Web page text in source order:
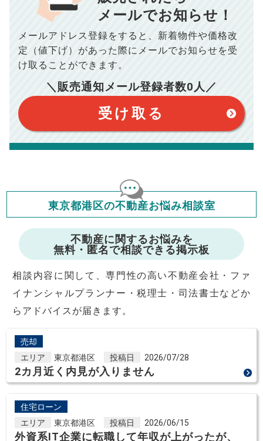
年間の支払額 10,005 円
総支払額 100,050 円
このシミュレーターは元利均等返済方式で試算しています。
このシミュレーターは、四捨五入にて計算しております。
このシミュレーターはお借り入れの全期間で金利が変わらない設
このシミュレーターでの結果は、お借り入れを保証するものでは
ありません。
このシミュレーターをご利用された方の、いかなる損害について
ますが、お借り入れの際に各金融機関にご相談ください。
会員マイページでは
修繕費・管理費の計算もできます
※購入価格よりも売却価格が高い場合、譲渡所得税が発生する
場合がございます。詳しくは最寄りの税務署などにご確認く
※シミュレーター結果はあくまでも概算であり、手残り金額を
保証するものではございません。
※上記売却費用には、住所変更登記の費用、引っ越し費用、住
宅ローンの一括繰上返済の手数料等は含まれておりませんの
で予めご了承ください。
おります。（物件価格×3%＋6万円＋消費税）
メールでお知らせ！
メールアドレス登録をすると、 新着物件や価格改
定（値下げ）があった際に メールでお知らせを受
け取ることができます。
＼販売通知メール登録者数0 人／
受け取る
東京都港区の不動産お悩み相談室
不動産に関するお悩みを
無料・匿名で相談できる掲示板
相談内容に関して、専門性の高い不動産会社・ファ
イナンシャルプランナー・税理士・司法書士などか
らアドバイスが届きます。
売却
エリア
東京都港区 投稿日 2026/07/28
2カ月近く内見が入りません
住宅ローン
エリア
東京都港区 投稿日 2026/06/15
外資系IT企業に転職して年収が上がったが、